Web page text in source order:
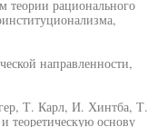
теории рационального
направленности,
Т. Карл, И. Хинтба, Т.
теоретическую основу